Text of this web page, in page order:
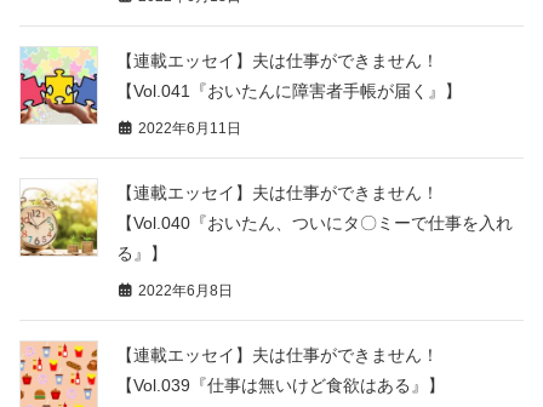
【連載エッセイ】夫は仕事ができません！
【Vol.041『おいたんに障害者手帳が届く』】
2022年6月11日
【連載エッセイ】夫は仕事ができません！
【Vol.040『おいたん、ついにタ〇ミーで仕事を入れ
る』】
2022年6月8日
【連載エッセイ】夫は仕事ができません！
【Vol.039『仕事は無いけど食欲はある』】